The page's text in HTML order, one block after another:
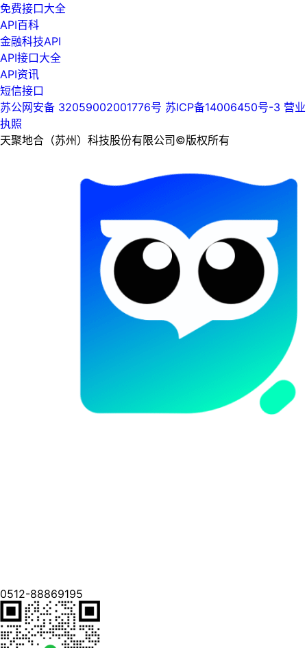
免费接口大全
API百科
金融科技API
API接口大全
API资讯
短信接口
苏公网安备 32059002001776号 苏ICP备14006450号-3 营业
执照
天聚地合（苏州）科技股份有限公司©版权所有
0512-88869195